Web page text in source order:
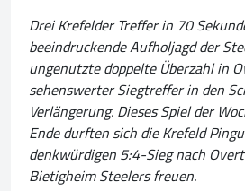
Drei Krefelder Treffer in 70
beeindruckende Aufholjagd der
ungenutzte doppelte Überzahl in
sehenswerter Siegtreffer in den
Verlängerung. Dieses Spiel der
Ende durften sich die Krefeld
denkwürdigen 5:4-Sieg nach
Bietigheim Steelers freuen.